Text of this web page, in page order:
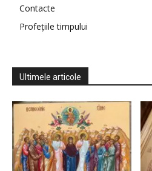
Contacte
Profețiile timpului
Ultimele articole